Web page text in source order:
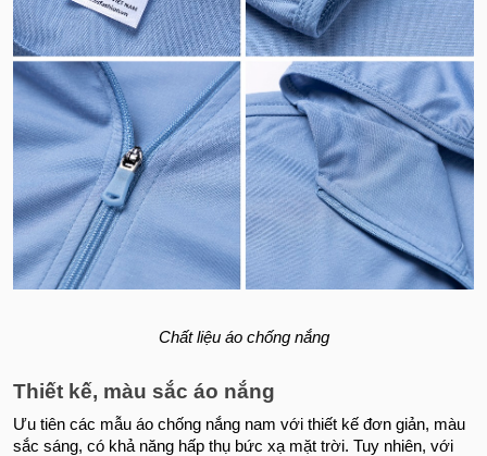
Chất liệu áo chống nắng
Thiết kế, màu sắc áo nắng
Ưu tiên các mẫu áo chống nắng nam với thiết kế đơn giản, màu
sắc sáng, có khả năng hấp thụ bức xạ mặt trời. Tuy nhiên, với